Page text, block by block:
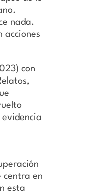
nada.
acciones
con
centra en
esta